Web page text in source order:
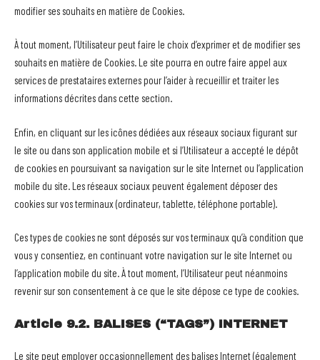
modifier ses souhaits en matière de Cookies.
À tout moment, l’Utilisateur peut faire le choix d’exprimer et de modifier ses
souhaits en matière de Cookies. Le site pourra en outre faire appel aux
services de prestataires externes pour l’aider à recueillir et traiter les
informations décrites dans cette section.
Enfin, en cliquant sur les icônes dédiées aux réseaux sociaux figurant sur
le site ou dans son application mobile et si l’Utilisateur a accepté le dépôt
de cookies en poursuivant sa navigation sur le site Internet ou l’application
mobile du site. Les réseaux sociaux peuvent également déposer des
cookies sur vos terminaux (ordinateur, tablette, téléphone portable).
Ces types de cookies ne sont déposés sur vos terminaux qu’à condition que
vous y consentiez, en continuant votre navigation sur le site Internet ou
l’application mobile du site. À tout moment, l’Utilisateur peut néanmoins
revenir sur son consentement à ce que le site dépose ce type de cookies.
Article 9.2. BALISES (“TAGS”) INTERNET
Le site peut employer occasionnellement des balises Internet (également